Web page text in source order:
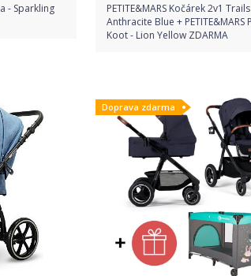
- Sparkling
PETITE&MARS Kočárek 2v1 Trails
Anthracite Blue + PETITE&MARS
Koot - Lion Yellow ZDARMA
Detail produktu
Doprava zdarma